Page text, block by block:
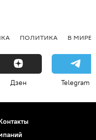
ПОЛИТИКА В МИРЕ
Дзен Telegram